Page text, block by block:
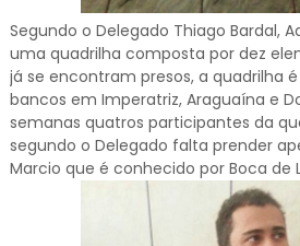
Segundo o Delegado Thiago Bardal,
uma quadrilha composta por dez
já se encontram presos, a quadrilha
bancos em Imperatriz, Araguaína e
semanas quatros participantes da
segundo o Delegado falta prender
Marcio que é conhecido por Boca de